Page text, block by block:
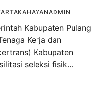
Kabupaten Pulang
Kerja dan
Kabupaten
seleksi fisik…